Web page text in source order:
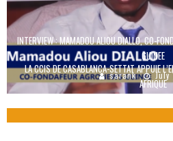
INTERVIEW : MAMADOU ALIOU DIALLO, CO-
GUINEE
sarank July
LA CCIS DE CASABLANCA-SETTAT APPUIE
AFRIQUE